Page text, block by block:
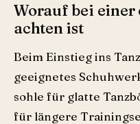
Worauf bei einer
achten ist
Beim Einstieg ins
geeignetes
sohle für glatte
für längere